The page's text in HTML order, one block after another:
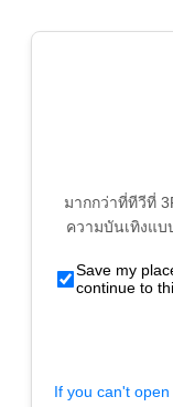
มากกว่าที่ทีวีที่
ความบันเทิงแ
Save my
continue to
If you can't